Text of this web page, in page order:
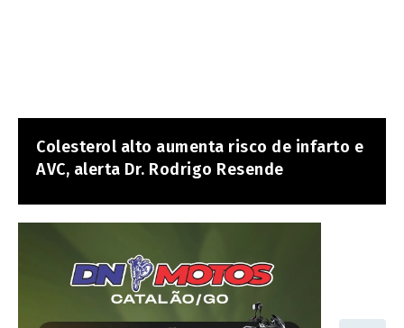
Colesterol alto aumenta risco de infarto e
AVC, alerta Dr. Rodrigo Resende